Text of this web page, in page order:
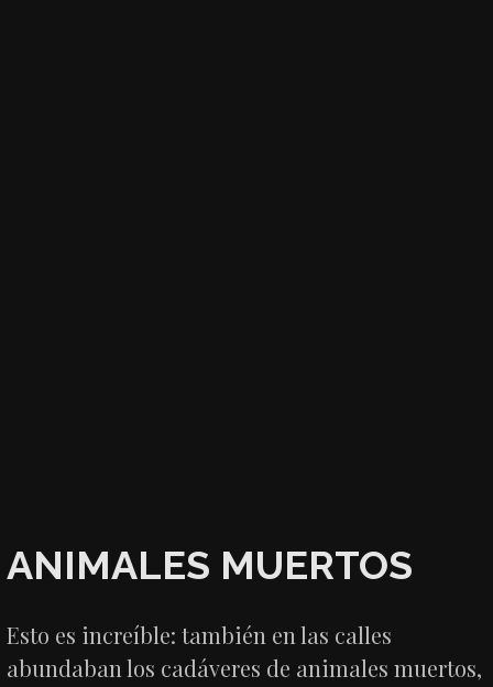
ANIMALES MUERTOS
Esto es increíble: también en las calles
abundaban los cadáveres de animales muertos,